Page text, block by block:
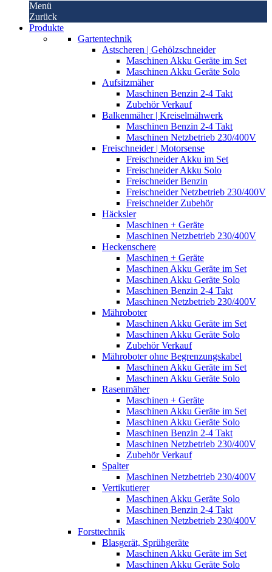
Menü
Zurück
Produkte
Gartentechnik
Astscheren | Gehölzschneider
Maschinen Akku Geräte im Set
Maschinen Akku Geräte Solo
Aufsitzmäher
Maschinen Benzin 2-4 Takt
Zubehör Verkauf
Balkenmäher | Kreiselmähwerk
Maschinen Benzin 2-4 Takt
Maschinen Netzbetrieb 230/400V
Freischneider | Motorsense
Freischneider Akku im Set
Freischneider Akku Solo
Freischneider Benzin
Freischneider Netzbetrieb 230/400V
Freischneider Zubehör
Häcksler
Maschinen + Geräte
Maschinen Netzbetrieb 230/400V
Heckenschere
Maschinen + Geräte
Maschinen Akku Geräte im Set
Maschinen Akku Geräte Solo
Maschinen Benzin 2-4 Takt
Maschinen Netzbetrieb 230/400V
Mähroboter
Maschinen Akku Geräte im Set
Maschinen Akku Geräte Solo
Zubehör Verkauf
Mähroboter ohne Begrenzungskabel
Maschinen Akku Geräte im Set
Maschinen Akku Geräte Solo
Rasenmäher
Maschinen + Geräte
Maschinen Akku Geräte im Set
Maschinen Akku Geräte Solo
Maschinen Benzin 2-4 Takt
Maschinen Netzbetrieb 230/400V
Zubehör Verkauf
Spalter
Maschinen Netzbetrieb 230/400V
Vertikutierer
Maschinen Akku Geräte Solo
Maschinen Benzin 2-4 Takt
Maschinen Netzbetrieb 230/400V
Forsttechnik
Blasgerät, Sprühgeräte
Maschinen Akku Geräte im Set
Maschinen Akku Geräte Solo